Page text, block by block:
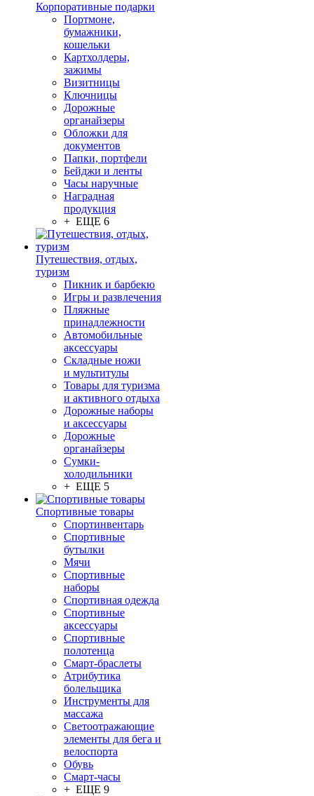
Корпоративные подарки
Портмоне,
бумажники,
кошельки
Картхолдеры,
зажимы
Визитницы
Ключницы
Дорожные
органайзеры
Обложки для
документов
Папки, портфели
Бейджи и ленты
Часы наручные
Наградная
продукция
+ ЕЩЕ 6
Путешествия, отдых,
туризм
Пикник и барбекю
Игры и развлечения
Пляжные
принадлежности
Автомобильные
аксессуары
Складные ножи
и мультитулы
Товары для туризма
и активного отдыха
Дорожные наборы
и аксессуары
Дорожные
органайзеры
Сумки-
холодильники
+ ЕЩЕ 5
Спортивные товары
Спортинвентарь
Спортивные
бутылки
Мячи
Спортивные
наборы
Спортивная одежда
Спортивные
аксессуары
Спортивные
полотенца
Смарт-браслеты
Атрибутика
болельщика
Инструменты для
массажа
Светоотражающие
элементы для бега и
велоспорта
Обувь
Смарт-часы
+ ЕЩЕ 9